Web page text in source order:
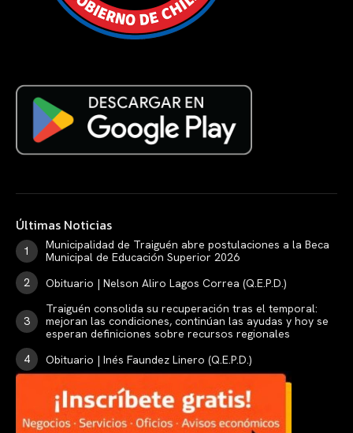
Últimas Noticias
Municipalidad de Traiguén abre postulaciones a la Beca
Municipal de Educación Superior 2026
Obituario | Nelson Aliro Lagos Correa (Q.E.P.D.)
Traiguén consolida su recuperación tras el temporal:
mejoran las condiciones, continúan las ayudas y hoy se
esperan definiciones sobre recursos regionales
Obituario | Inés Faundez Linero (Q.E.P.D.)